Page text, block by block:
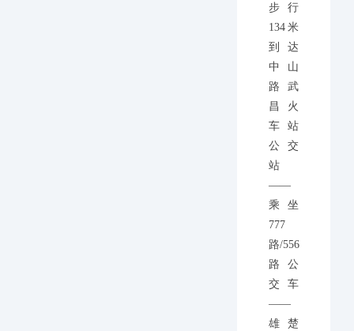
步行
134米
到达
中山
路武
昌火
车站
公交
站
——
乘坐
777
路/556
路公
交车
——
雄楚